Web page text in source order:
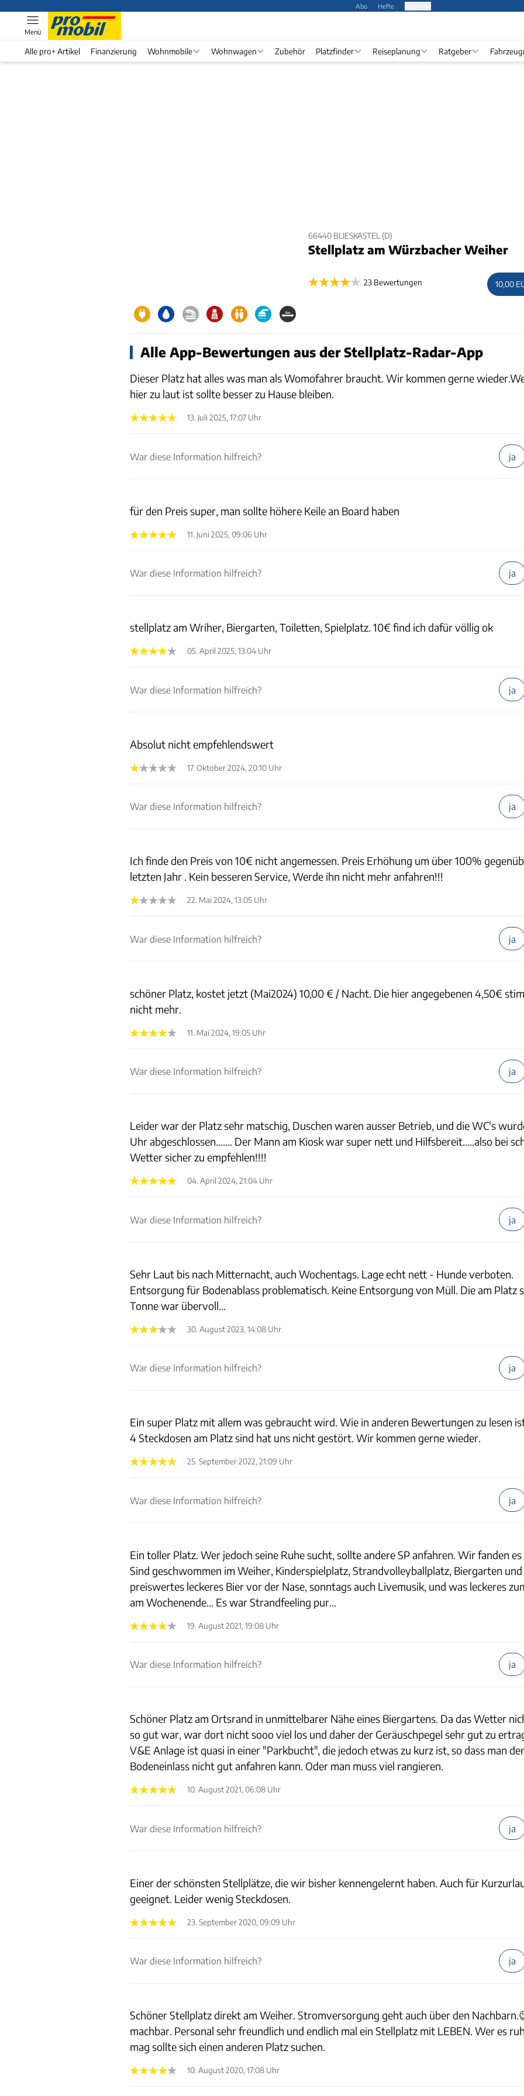
Abo Hefte
Menü
Alle pro+ Artikel Finanzierung Wohnmobile Wohnwagen Zubehör Platzfinder Reiseplanung Ratgeber
66440 BLIESKASTEL (D)
Stellplatz am Würzbacher Weiher
23 Bewertungen 10,00
Alle App-Bewertungen aus der Stellplatz-Radar-App
Dieser Platz hat alles was man als Womofahrer braucht. Wir kommen gerne
hier zu laut ist sollte besser zu Hause bleiben.
13. Juli 2025, 17:07 Uhr
War diese Information hilfreich? ja
für den Preis super, man sollte höhere Keile an Board haben
11. Juni 2025, 09:06 Uhr
War diese Information hilfreich? ja
stellplatz am Wriher, Biergarten, Toiletten, Spielplatz. 10€ find ich dafür völlig ok
05. April 2025, 13:04 Uhr
War diese Information hilfreich? ja
Absolut nicht empfehlendswert
17. Oktober 2024, 20:10 Uhr
War diese Information hilfreich? ja
Ich finde den Preis von 10€ nicht angemessen. Preis Erhöhung um über 100%
letzten Jahr . Kein besseren Service, Werde ihn nicht mehr anfahren!!!
22. Mai 2024, 13:05 Uhr
War diese Information hilfreich? ja
schöner Platz, kostet jetzt (Mai2024) 10,00 € / Nacht. Die hier angegebenen 4,50€
nicht mehr.
11. Mai 2024, 19:05 Uhr
War diese Information hilfreich? ja
Leider war der Platz sehr matschig, Duschen waren ausser Betrieb, und die WC's
Uhr abgeschlossen....... Der Mann am Kiosk war super nett und Hilfsbereit.....also bei
Wetter sicher zu empfehlen!!!!
04. April 2024, 21:04 Uhr
War diese Information hilfreich? ja
Sehr Laut bis nach Mitternacht, auch Wochentags. Lage echt nett - Hunde verboten.
Entsorgung für Bodenablass problematisch. Keine Entsorgung von Müll. Die am Platz
Tonne war übervoll...
30. August 2023, 14:08 Uhr
War diese Information hilfreich? ja
Ein super Platz mit allem was gebraucht wird. Wie in anderen Bewertungen zu lesen
4 Steckdosen am Platz sind hat uns nicht gestört. Wir kommen gerne wieder.
25. September 2022, 21:09 Uhr
War diese Information hilfreich? ja
Ein toller Platz. Wer jedoch seine Ruhe sucht, sollte andere SP anfahren. Wir fanden es
Sind geschwommen im Weiher, Kinderspielplatz, Strandvolleyballplatz, Biergarten und
preiswertes leckeres Bier vor der Nase, sonntags auch Livemusik, und was leckeres
am Wochenende… Es war Strandfeeling pur…
19. August 2021, 19:08 Uhr
War diese Information hilfreich? ja
Schöner Platz am Ortsrand in unmittelbarer Nähe eines Biergartens. Da das Wetter
so gut war, war dort nicht sooo viel los und daher der Geräuschpegel sehr gut zu
V&E Anlage ist quasi in einer "Parkbucht", die jedoch etwas zu kurz ist, so dass man
Bodeneinlass nicht gut anfahren kann. Oder man muss viel rangieren.
10. August 2021, 06:08 Uhr
War diese Information hilfreich? ja
Einer der schönsten Stellplätze, die wir bisher kennengelernt haben. Auch für
geeignet. Leider wenig Steckdosen.
23. September 2020, 09:09 Uhr
War diese Information hilfreich? ja
Schöner Stellplatz direkt am Weiher. Stromversorgung geht auch über den
machbar. Personal sehr freundlich und endlich mal ein Stellplatz mit LEBEN. Wer es
mag sollte sich einen anderen Platz suchen.
10. August 2020, 17:08 Uhr